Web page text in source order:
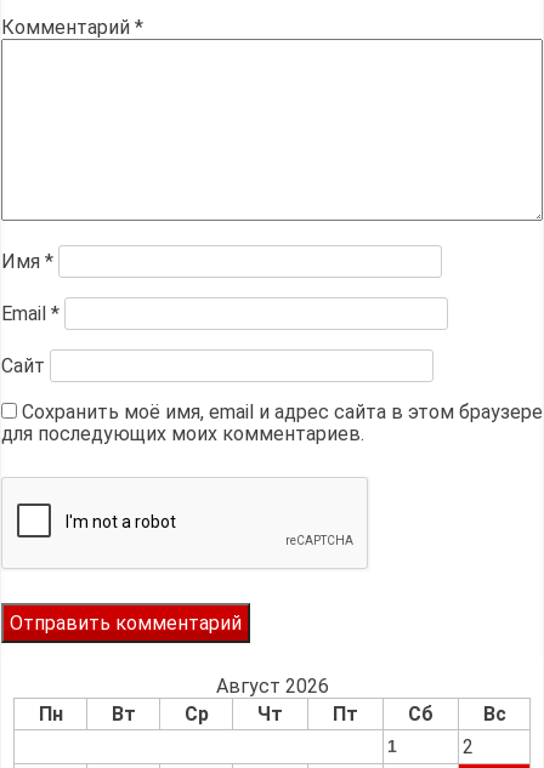
Комментарий *
Имя *
Email *
Сайт
Сохранить моё имя, email и адрес сайта в этом браузере
для последующих моих комментариев.
Август 2026
Пн
Вт Ср Чт Пт Сб Вс
1
2